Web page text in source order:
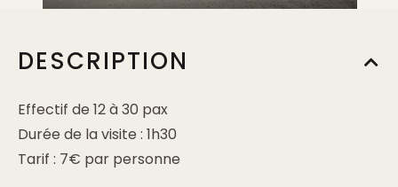
DESCRIPTION
Effectif de 12 à 30 pax
Durée de la visite : 1h30
Tarif : 7€ par personne